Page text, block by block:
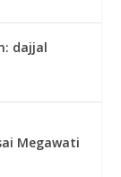
dajjal
Megawati